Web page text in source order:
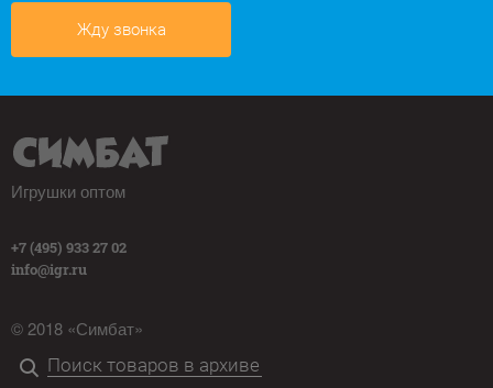
Жду звонка
Игрушки оптом
+7 (495) 933 27 02
info@igr.ru
© 2018 «Симбат»